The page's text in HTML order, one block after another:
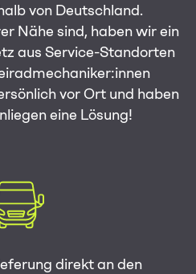
von Deutschland.
Nähe sind, haben wir ein
aus Service-Standorten
vor Ort und haben
eine Lösung!
direkt an den